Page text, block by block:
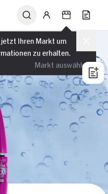
jetzt Ihren Markt um
zu erhalten.
Markt auswählen